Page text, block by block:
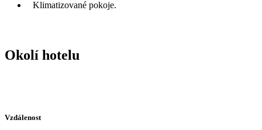
Klimatizované pokoje.
Okolí hotelu
Vzdálenost